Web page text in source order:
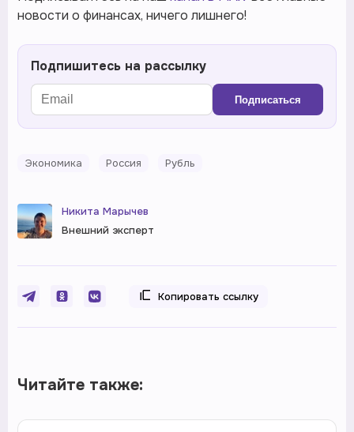
новости о финансах, ничего лишнего!
Подпишитесь на рассылку
Подписаться
Экономика Россия Рубль
Никита Марычев
Внешний эксперт
Копировать ссылку
Читайте также: